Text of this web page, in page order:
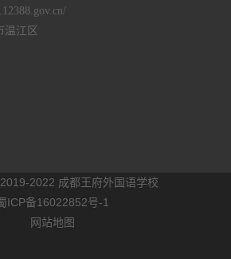
温江区
2022 成都王府外国语学校
ICP备16022852号-1
网站地图